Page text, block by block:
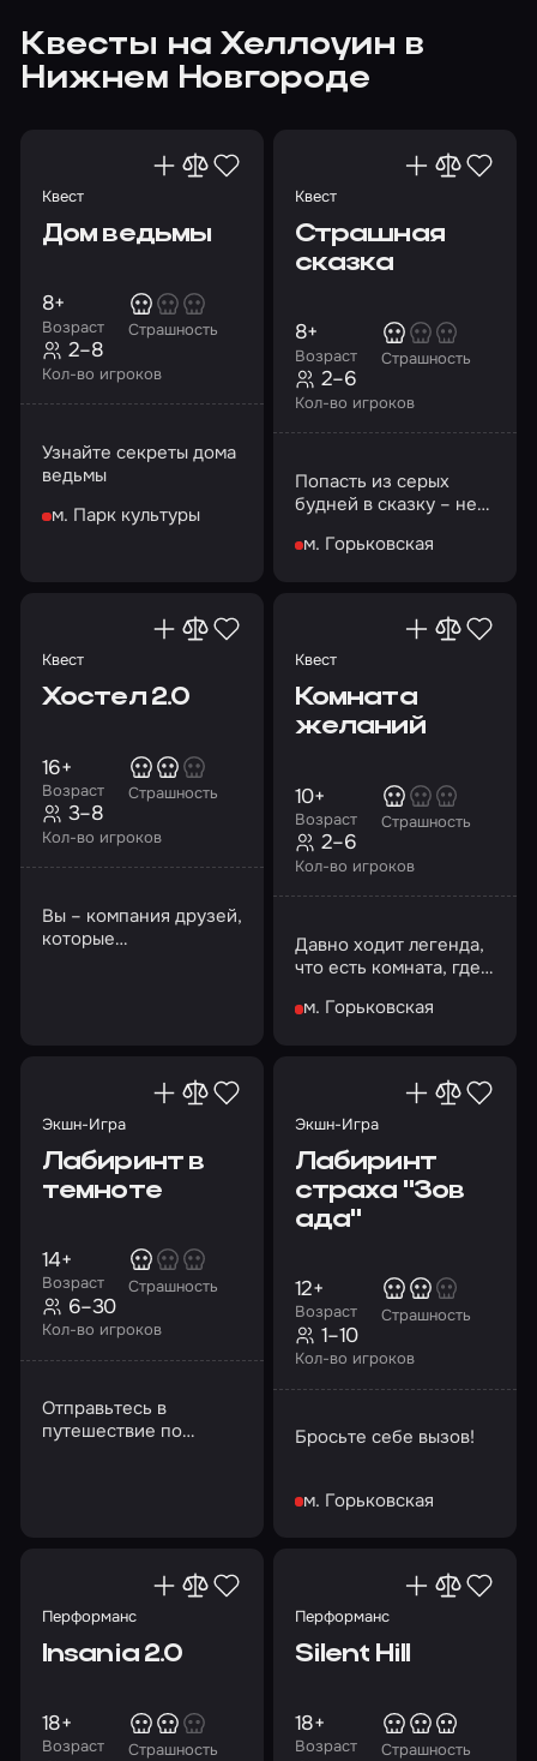
Квесты на Хеллоуин в
Нижнем Новгороде
Квест
Дом ведьмы
Возраст
8+
Страшность
Кол-во игроков
2–8
Узнайте секреты дома
ведьмы
м. Парк культуры
Квест
Страшная
сказка
Возраст
8+
Страшность
Кол-во игроков
2–6
Попасть из серых
будней в сказку – нет
невозможного…
м. Горьковская
Квест
Хостел 2.0
Возраст
16+
Страшность
Кол-во игроков
3–8
Вы – компания друзей,
которые
Квест
Комната
желаний
Возраст
10+
Страшность
Кол-во игроков
2–6
Давно ходит легенда,
что есть комната, где
сокровенные желания
м. Горьковская
Экшн-Игра
Лабиринт в
темноте
Возраст
14+
Страшность
Кол-во игроков
6–30
Отправьтесь в
путешествие по
Экшн-Игра
Лабиринт
страха "Зов
ада"
Возраст
12+
Страшность
Кол-во игроков
1–10
Бросьте себе вызов!
м. Горьковская
Перформанс
Insania 2.0
Возраст
18+
Страшность
Перформанс
Silent Hill
Возраст
18+
Страшность